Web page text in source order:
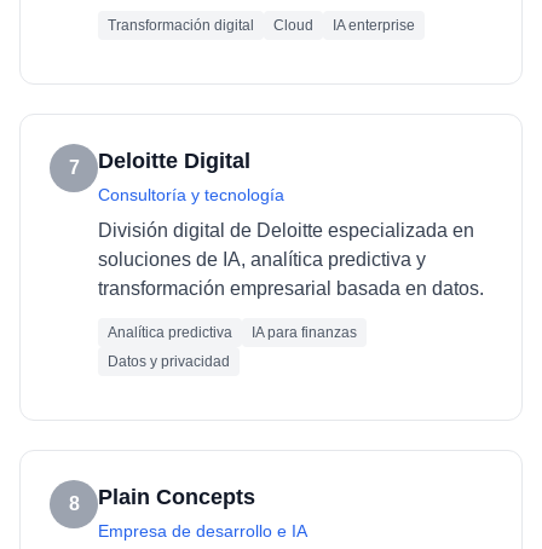
Transformación digital Cloud IA enterprise
7 Deloitte Digital
Consultoría y tecnología
División digital de Deloitte especializada en
soluciones de IA, analítica predictiva y
transformación empresarial basada en datos.
Analítica predictiva
IA para finanzas
Datos y privacidad
8 Plain Concepts
Empresa de desarrollo e IA